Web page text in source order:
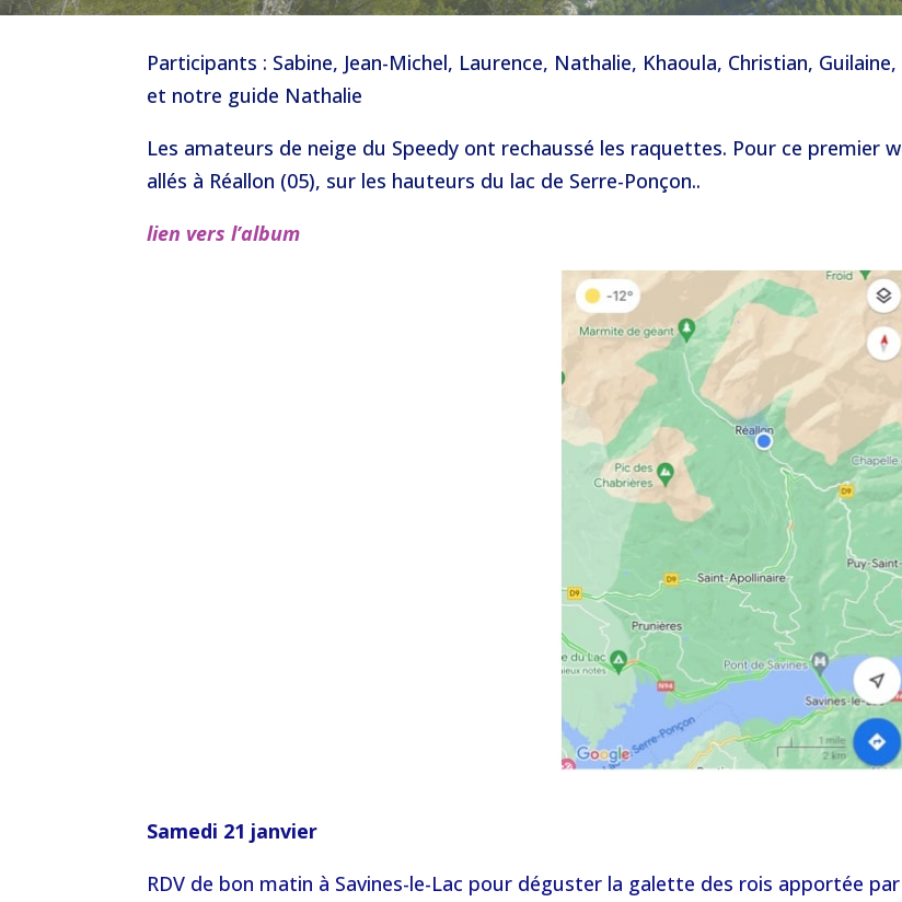
Participants : Sabine, Jean-Michel, Laurence, Nathalie, Khaoula, Christian,
et notre guide Nathalie
Les amateurs de neige du Speedy ont rechaussé les raquettes. Pour ce premier
allés à Réallon (05), sur les hauteurs du lac de Serre-Ponçon..
lien vers l’album
Samedi 21 janvier
RDV de bon matin à Savines-le-Lac pour déguster la galette des rois apportée